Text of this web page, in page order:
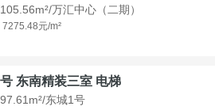
万汇中心（二期）
7275.48元/m²
东南精装三室 电梯
东城1号